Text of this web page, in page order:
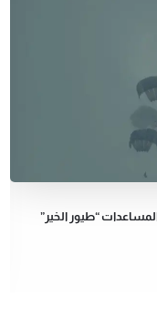
إسقاط المساعدات “طيور الخير”